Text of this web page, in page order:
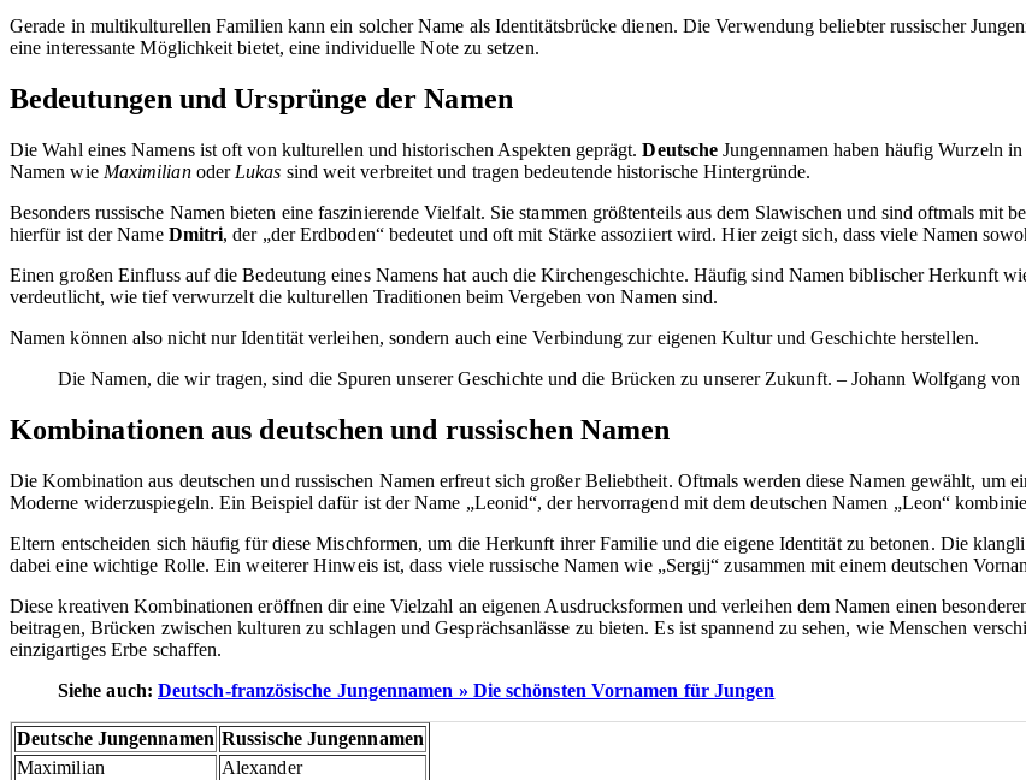
Gerade in multikulturellen Familien kann ein solcher Name als Identitätsbrücke dienen. Die Verwendung beliebter russischer
eine interessante Möglichkeit bietet, eine individuelle Note zu setzen.
Bedeutungen und Ursprünge der Namen
Die Wahl eines Namens ist oft von kulturellen und historischen Aspekten geprägt.Deutsche Jungennamen haben häufig Wurzeln
Namen wie Maximilianoder Lukas sind weit verbreitet und tragen bedeutende historische Hintergründe.
Besonders russische Namen bieten eine faszinierende Vielfalt. Sie stammen größtenteils aus dem Slawischen und sind oftmals mit
hierfür ist der Name Dmitri, der „der Erdboden“ bedeutet und oft mit Stärke assoziiert wird. Hier zeigt sich, dass viele Namen
Einen großen Einfluss auf die Bedeutung eines Namens hat auch die Kirchengeschichte. Häufig sind Namen biblischer Herkunft
verdeutlicht, wie tief verwurzelt die kulturellen Traditionen beim Vergeben von Namen sind.
Namen können also nicht nur Identität verleihen, sondern auch eine Verbindung zur eigenen Kultur und Geschichte herstellen.
Die Namen, die wir tragen, sind die Spuren unserer Geschichte und die Brücken zu unserer Zukunft. – Johann Wolfgang von
Kombinationen aus deutschen und russischen Namen
Die Kombination aus deutschen und russischen Namen erfreut sich großer Beliebtheit. Oftmals werden diese Namen gewählt, um
Moderne widerzuspiegeln. Ein Beispiel dafür ist der Name „Leonid“, der hervorragend mit dem deutschen Namen „Leon“
Eltern entscheiden sich häufig für diese Mischformen, um die Herkunft ihrer Familie und die eigene Identität zu betonen. Die
dabei eine wichtige Rolle. Ein weiterer Hinweis ist, dass viele russische Namen wie „Sergij“ zusammen mit einem deutschen
Diese kreativen Kombinationen eröffnen dir eine Vielzahl an eigenen Ausdrucksformen und verleihen dem Namen einen
beitragen, Brücken zwischen kulturen zu schlagen und Gesprächsanlässe zu bieten. Es ist spannend zu sehen, wie Menschen
einzigartiges Erbe schaffen.
Siehe auch: Deutsch-französische Jungennamen » Die schönsten Vornamen für Jungen
Deutsche Jungennamen Russische Jungennamen
Maximilian
Alexander